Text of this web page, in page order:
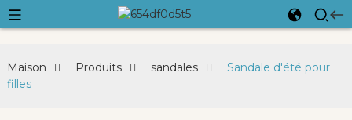
Maison Produits sandales
Sandale d'été pour
filles